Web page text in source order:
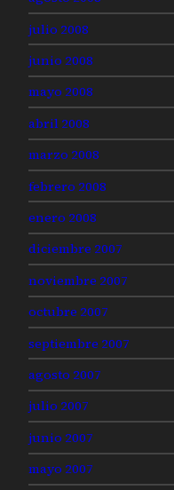
julio 2008
junio 2008
mayo 2008
abril 2008
marzo 2008
febrero 2008
enero 2008
diciembre 2007
noviembre 2007
octubre 2007
septiembre 2007
agosto 2007
julio 2007
junio 2007
mayo 2007